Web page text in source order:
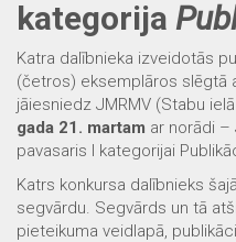
kategorija
Katra dalībnieka izveidotās
(četros) eksemplāros slēgtā
jāiesniedz JMRMV (Stabu
gada 21. martam ar norādi –
pavasaris I kategorijai
Katrs konkursa dalībnieks
segvārdu. Segvārds un tā
pieteikuma veidlapā,